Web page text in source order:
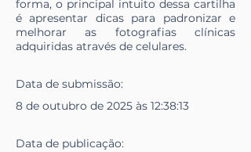
forma, o principal intuito dessa cartilha
é apresentar dicas para padronizar e
melhorar as fotografias clínicas
adquiridas através de celulares.
Data de submissão:
8 de outubro de 2025 às 12:38:13
Data de publicação: